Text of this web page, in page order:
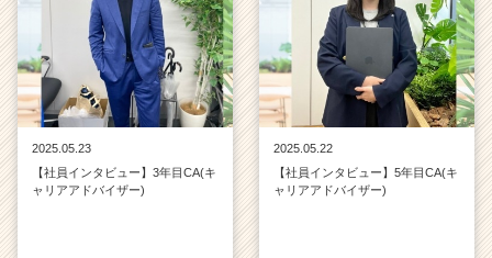
2025.05.23
【社員インタビュー】3年目CA(キ
ャリアアドバイザー)
2025.05.22
【社員インタビュー】5年目CA(キ
ャリアアドバイザー)